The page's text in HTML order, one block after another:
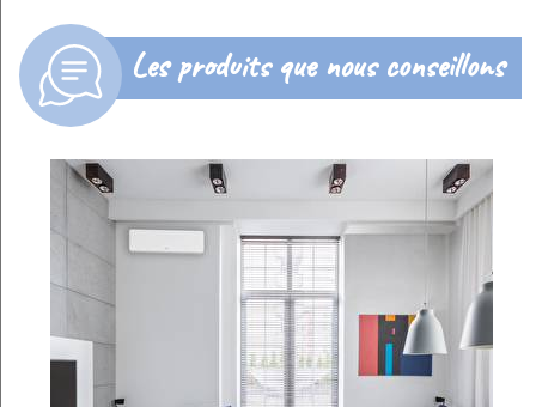
Les produits que nous conseillons